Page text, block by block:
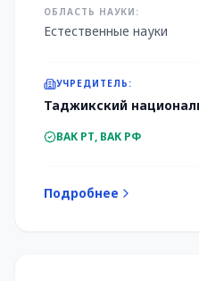
ОБЛАСТЬ НАУКИ:
Естественные науки
УЧРЕДИТЕЛЬ:
Таджикский
ВАК РТ, ВАК РФ
Подробнее